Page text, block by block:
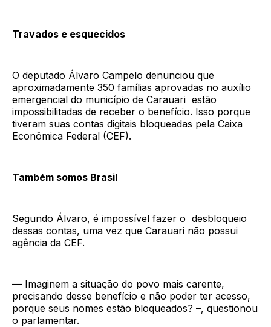
Travados e esquecidos
O deputado Álvaro Campelo denunciou que
aproximadamente 350 famílias aprovadas no auxílio
emergencial do município de Carauari estão
impossibilitadas de receber o benefício. Isso porque
tiveram suas contas digitais bloqueadas pela Caixa
Econômica Federal (CEF).
Também somos Brasil
Segundo Álvaro, é impossível fazer o desbloqueio
dessas contas, uma vez que Carauari não possui
agência da CEF.
— Imaginem a situação do povo mais carente,
precisando desse benefício e não poder ter acesso,
porque seus nomes estão bloqueados? –, questionou
o parlamentar.